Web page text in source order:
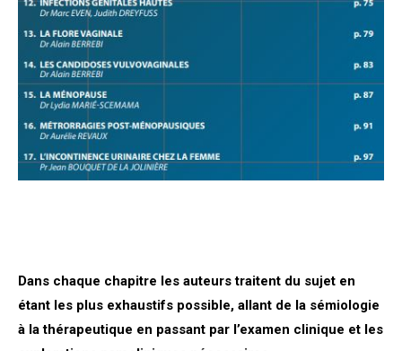
Dans chaque chapitre les auteurs traitent du sujet en
étant les plus exhaustifs possible, allant de la sémiologie
à la thérapeutique en passant par l’examen clinique et les